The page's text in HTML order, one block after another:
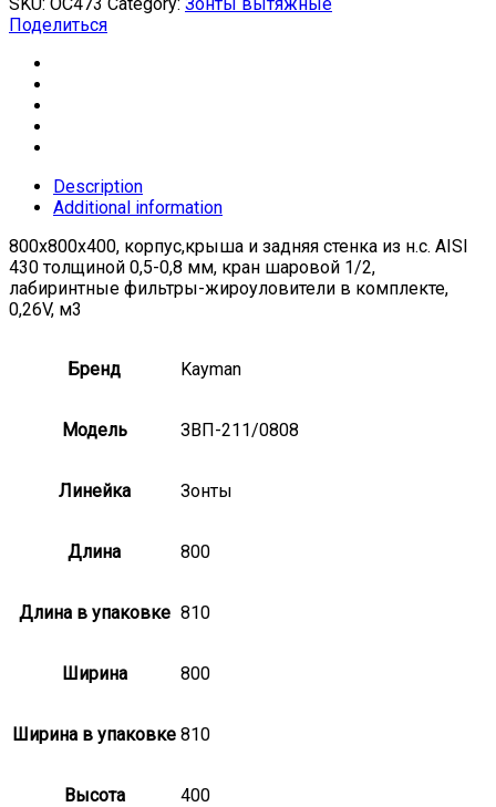
Поделиться
Description
Additional information
800х800х400, корпус,крыша и задняя стенка из н.с. AISI
430 толщиной 0,5-0,8 мм, кран шаровой 1/2,
лабиринтные фильтры-жироуловители в комплекте,
0,26V, м3
Бренд Kayman
Модель ЗВП-211/0808
Линейка Зонты
Длина 800
Длина в упаковке 810
Ширина 800
Ширина в упаковке 810
Высота 400